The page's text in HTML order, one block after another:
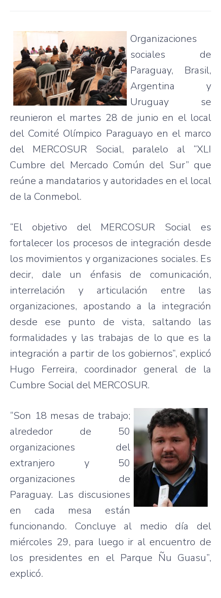
Organizaciones
sociales de
Paraguay, Brasil,
Argentina y
Uruguay se
reunieron el martes 28 de junio en el local
del Comité Olímpico Paraguayo en el marco
del MERCOSUR Social, paralelo al “XLI
Cumbre del Mercado Común del Sur” que
reúne a mandatarios y autoridades en el local
de la Conmebol.
“El objetivo del MERCOSUR Social es
fortalecer los procesos de integración desde
los movimientos y organizaciones sociales. Es
decir, dale un énfasis de comunicación,
interrelación y articulación entre las
organizaciones, apostando a la integración
desde ese punto de vista, saltando las
formalidades y las trabajas de lo que es la
integración a partir de los gobiernos”, explicó
Hugo Ferreira, coordinador general de la
Cumbre Social del MERCOSUR.
“Son 18 mesas de trabajo;
alrededor de 50
organizaciones del
extranjero y 50
organizaciones de
Paraguay. Las discusiones
en cada mesa están
funcionando. Concluye al medio día del
miércoles 29, para luego ir al encuentro de
los presidentes en el Parque Ñu Guasu”,
explicó.